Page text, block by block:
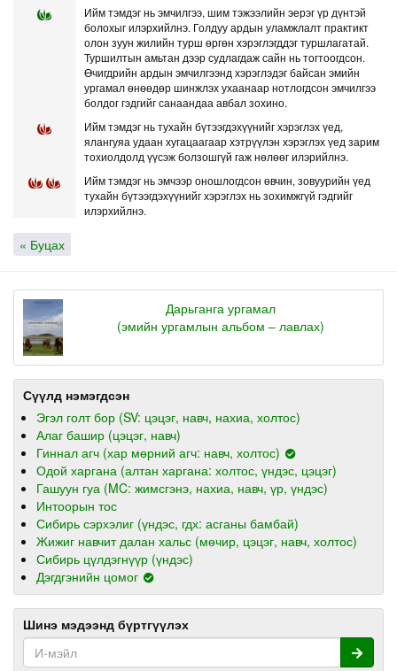
Ийм тэмдэг нь эмчилгээ, шим тэжээлийн эерэг үр дүнтэй
болохыг илэрхийлнэ. Голдуу ардын уламжлалт практикт
олон зуун жилийн турш өргөн хэрэглэгддэг туршлагатай.
Туршилтын амьтан дээр судлагдаж сайн нь тогтоогдсон.
Өчигдрийн ардын эмчилгээнд хэрэглэдэг байсан эмийн
ургамал өнөөдөр шинжлэх ухаанаар нотлогдсон эмчилгээ
болдог гэдгийг санаандаа авбал зохино.
Ийм тэмдэг нь тухайн бүтээгдэхүүнийг хэрэглэх үед,
ялангуяа удаан хугацаагаар хэтрүүлэн хэрэглэх үед зарим
тохиолдолд үүсэж болзошгүй гаж нөлөөг илэрийлнэ.
Ийм тэмдэг нь эмчээр оношлогдсон өвчин, зовуурийн үед
тухайн бүтээгдэхүүнийг хэрэглэх нь зохимжгүй гэдгийг
илэрхийлнэ.
« Буцах
Дарьганга ургамал
(эмийн ургамлын альбом – лавлах)
Сүүлд нэмэгдсэн
Эгэл голт бор (SV: цэцэг, навч, нахиа, холтос)
Алаг башир (цэцэг, навч)
Гиннал агч (хар мөрний агч: навч, холтос)
Одой харгана (алтан харгана: холтос, үндэс, цэцэг)
Гашуун гуа (MC: жимсгэнэ, нахиа, навч, үр, үндэс)
Интоорын тос
Сибирь сэрхэлиг (үндэс, гдх: асганы бамбай)
Жижиг навчит далан хальс (мөчир, цэцэг, навч, холтос)
Сибирь цүлдэгнүүр (үндэс)
Дэгдгэнийн цомог
Шинэ мэдээнд бүртгүүлэх